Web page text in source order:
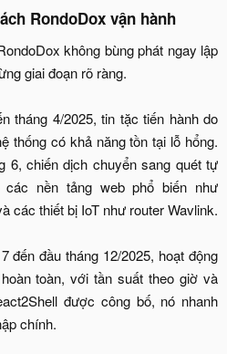
RondoDox vận hành​
không bùng phát ngay lập
giai đoạn rõ ràng.
tháng 4/2025, tin tặc tiến hành do
thống có khả năng tồn tại lỗ hổng.
6, chiến dịch chuyển sang quét tự
nền tảng web phổ biến như
các thiết bị IoT như router Wavlink.
đến đầu tháng 12/2025, hoạt động
toàn, với tần suất theo giờ và
được công bố, nó nhanh
chính.